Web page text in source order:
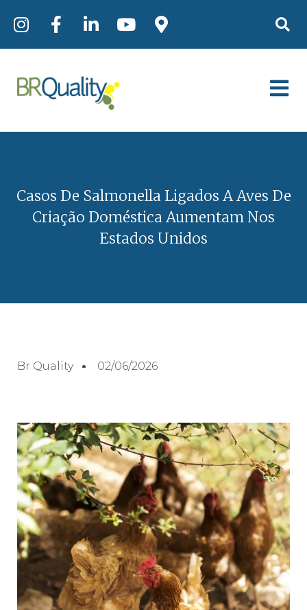
Casos De Salmonella Ligados A Aves De
Criação Doméstica Aumentam Nos
Estados Unidos
Br Quality 02/06/2026